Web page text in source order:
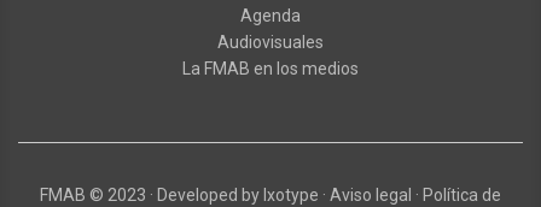
Agenda
Audiovisuales
La FMAB en los medios
FMAB © 2023 · Developed by Ixotype · Aviso legal · Política de